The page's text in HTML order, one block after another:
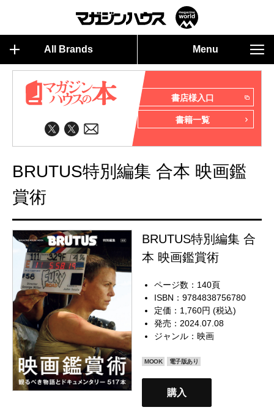
All Brands Menu
書店様入口
書籍一覧
BRUTUS特別編集 合本 映画鑑
賞術
BRUTUS特別編集 合
本 映画鑑賞術
ページ数：140頁
ISBN：9784838756780
定価：1,760円 (税込)
発売：2024.07.08
ジャンル：映画
MOOK 電子版あり
購入